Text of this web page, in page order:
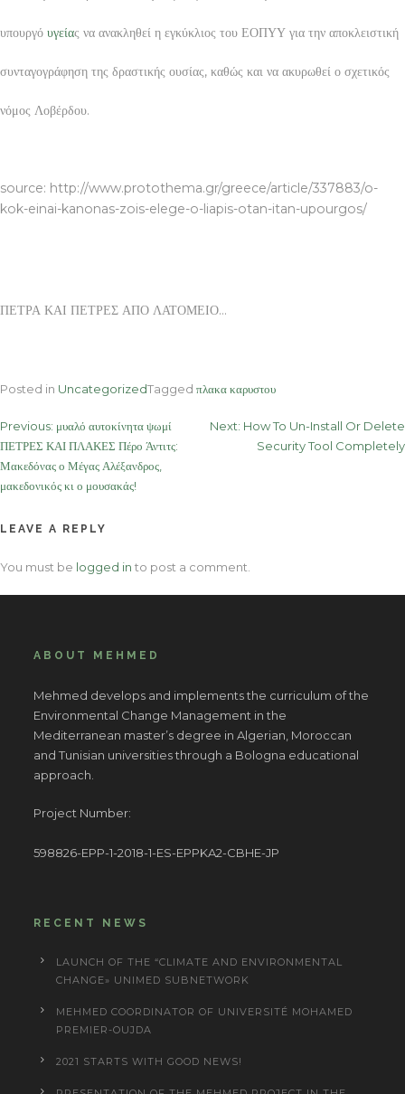
υπουργό υγείας να ανακληθεί η εγκύκλιος του ΕΟΠΥΥ για την αποκλειστική
συνταγογράφηση της δραστικής ουσίας, καθώς και να ακυρωθεί ο σχετικός
νόμος Λοβέρδου.
source: http://www.protothema.gr/greece/article/337883/o-
kok-einai-kanonas-zois-elege-o-liapis-otan-itan-upourgos/
ΠΕΤΡΑ ΚΑΙ ΠΕΤΡΕΣ ΑΠΟ ΛΑΤΟΜΕΙΟ…
Posted in UncategorizedTagged πλακα καρυστου
Post
navigation
Previous: μυαλό αυτοκίνητα ψωμί
ΠΕΤΡΕΣ ΚΑΙ ΠΛΑΚΕΣ Πέρο Άντιτς:
Μακεδόνας ο Μέγας Αλέξανδρος,
μακεδονικός κι ο μουσακάς!
Next: How To Un-Install Or Delete
Security Tool Completely
LEAVE A REPLY
You must be logged in to post a comment.
ABOUT MEHMED
Mehmed develops and implements the curriculum of the
Environmental Change Management in the
Mediterranean master’s degree in Algerian, Moroccan
and Tunisian universities through a Bologna educational
approach.
Project Number:
598826-EPP-1-2018-1-ES-EPPKA2-CBHE-JP
RECENT NEWS
LAUNCH OF THE “CLIMATE AND ENVIRONMENTAL
CHANGE» UNIMED SUBNETWORK
MEHMED COORDINATOR OF UNIVERSITÉ MOHAMED
PREMIER-OUJDA
2021 STARTS WITH GOOD NEWS!